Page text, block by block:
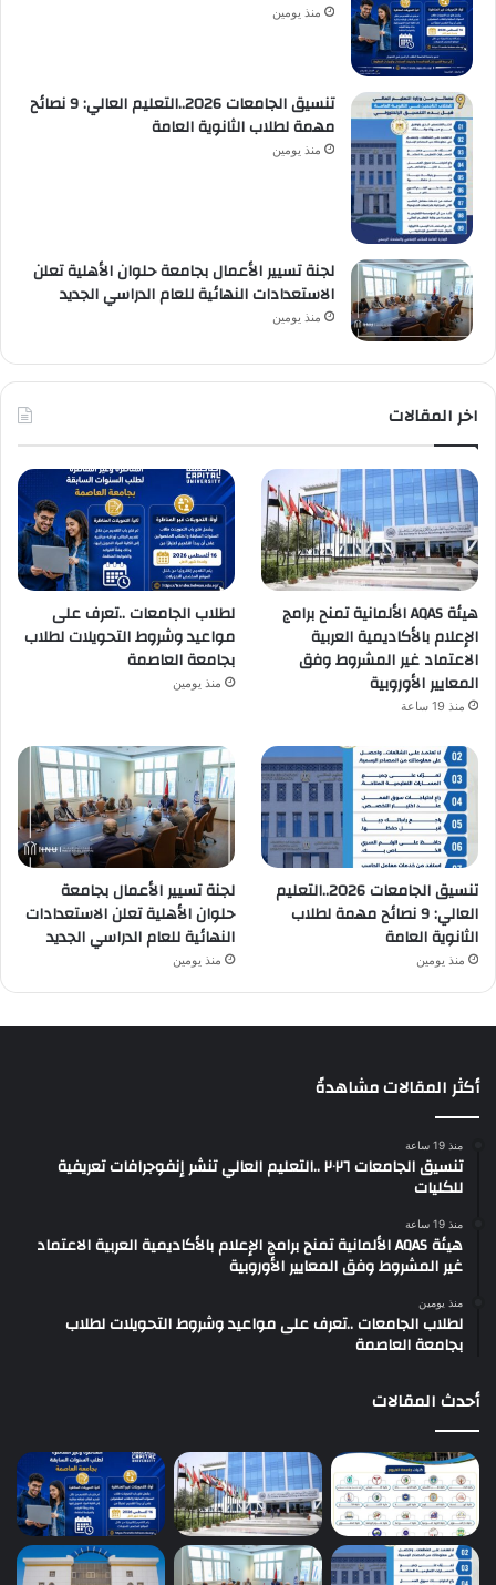
منذ يومين
تنسيق الجامعات 2026..التعليم العالي: 9 نصائح
مهمة لطلاب الثانوية العامة
منذ يومين
لجنة تسيير الأعمال بجامعة حلوان الأهلية تعلن
الاستعدادات النهائية للعام الدراسي الجديد
منذ يومين
اخر المقالات
هيئة AQAS الألمانية تمنح برامج
الإعلام بالأكاديمية العربية
الاعتماد غير المشروط وفق
المعايير الأوروبية
منذ 19 ساعة
لطلاب الجامعات ..تعرف على
مواعيد وشروط التحويلات لطلاب
بجامعة العاصمة
منذ يومين
تنسيق الجامعات 2026..التعليم
العالي: 9 نصائح مهمة لطلاب
الثانوية العامة
منذ يومين
لجنة تسيير الأعمال بجامعة
حلوان الأهلية تعلن الاستعدادات
النهائية للعام الدراسي الجديد
منذ يومين
أكثر المقالات مشاهدةً
منذ 19 ساعة
تنسيق الجامعات ٢٠٢٦ ..التعليم العالي تنشر إنفوجرافات تعريفية
للكليات
منذ 19 ساعة
هيئة AQAS الألمانية تمنح برامج الإعلام بالأكاديمية العربية الاعتماد
غير المشروط وفق المعايير الأوروبية
منذ يومين
لطلاب الجامعات ..تعرف على مواعيد وشروط التحويلات لطلاب
بجامعة العاصمة
أحدث المقالات